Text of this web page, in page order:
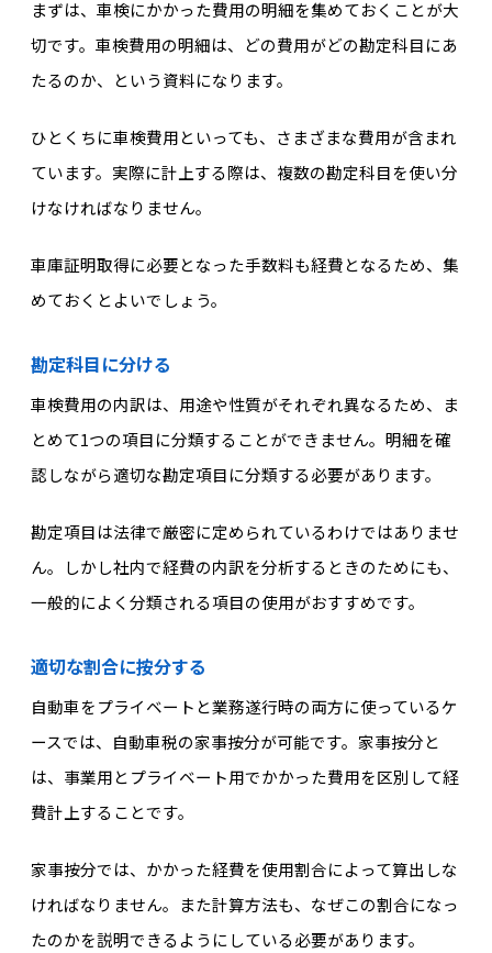
まずは、車検にかかった費用の明細を集めておくことが大
切です。車検費用の明細は、どの費用がどの勘定科目にあ
たるのか、という資料になります。
ひとくちに車検費用といっても、さまざまな費用が含まれ
ています。実際に計上する際は、複数の勘定科目を使い分
けなければなりません。
車庫証明取得に必要となった手数料も経費となるため、集
めておくとよいでしょう。
勘定科目に分ける
車検費用の内訳は、用途や性質がそれぞれ異なるため、ま
とめて1つの項目に分類することができません。明細を確
認しながら適切な勘定項目に分類する必要があります。
勘定項目は法律で厳密に定められているわけではありませ
ん。しかし社内で経費の内訳を分析するときのためにも、
一般的によく分類される項目の使用がおすすめです。
適切な割合に按分する
自動車をプライベートと業務遂行時の両方に使っているケ
ースでは、自動車税の家事按分が可能です。家事按分と
は、事業用とプライベート用でかかった費用を区別して経
費計上することです。
家事按分では、かかった経費を使用割合によって算出しな
ければなりません。また計算方法も、なぜこの割合になっ
たのかを説明できるようにしている必要があります。